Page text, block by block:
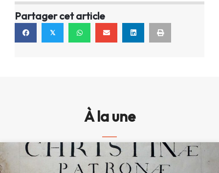
Partager cet article
𝕏
À la une